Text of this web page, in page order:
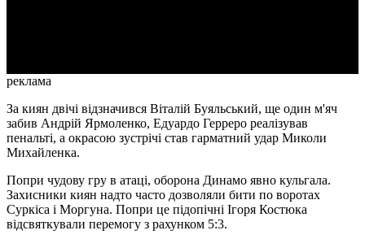
реклама
За киян двічі відзначився Віталій Буяльський, ще один м'яч
забив Андрій Ярмоленко, Едуардо Герреро реалізував
пенальті, а окрасою зустрічі став гарматний удар Миколи
Михайленка.
Попри чудову гру в атаці, оборона Динамо явно кульгала.
Захисники киян надто часто дозволяли бити по воротах
Суркіса і Моргуна. Попри це підопічні Ігоря Костюка
відсвяткували перемогу з рахунком 5:3.